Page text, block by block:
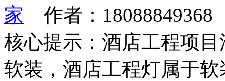
家 作者：
核心提示：酒店工程项
软装，酒店工程灯属于